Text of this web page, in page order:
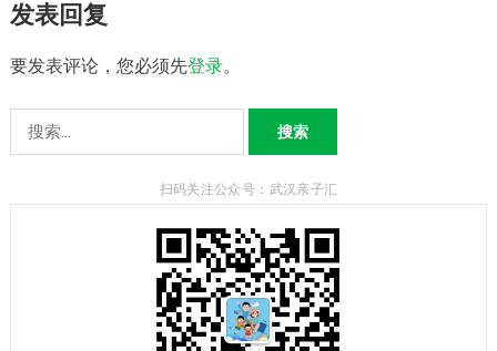
发表回复
要发表评论，您必须先登录。
索：
扫码关注公众号：武汉亲子汇